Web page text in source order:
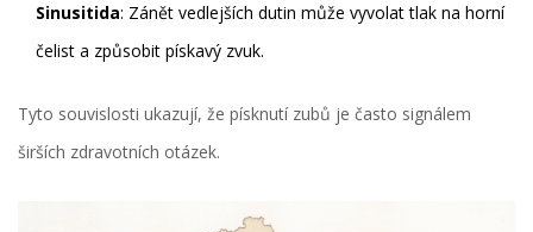
Sinusitida: Zánět vedlejších dutin může vyvolat tlak na horní
čelist a způsobit pískavý zvuk.
Tyto souvislosti ukazují, že písknutí zubů je často signálem
širších zdravotních otázek.